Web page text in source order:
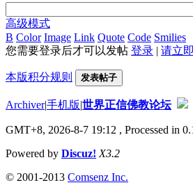
高级模式
B Color Image Link Quote Code Smilies
您需要登录后才可以发帖 登录 | 请立
本版积分规则 发表帖子
Archiver|手机版|世界正信佛教论坛
GMT+8, 2026-8-7 19:12 , Processed in
Powered by Discuz! X3.2
© 2001-2013 Comsenz Inc.